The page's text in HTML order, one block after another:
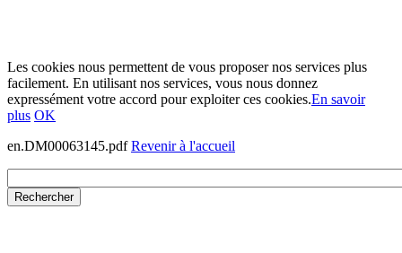
Les cookies nous permettent de vous proposer nos services plus
facilement. En utilisant nos services, vous nous donnez
expressément votre accord pour exploiter ces cookies.En savoir
plus OK
en.DM00063145.pdfRevenir à l'accueil